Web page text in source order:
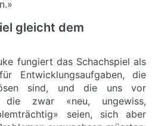
gleicht dem
fungiert das Schachspiel als
Entwicklungsaufgaben, die
sind, und die uns vor
die zwar «neu, ungewiss,
seien, sich aber